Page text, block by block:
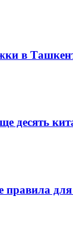
в
десять
правила